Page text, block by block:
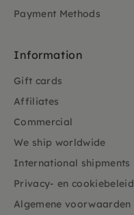
Payment Methods
Information
Gift cards
Affiliates
Commercial
We ship worldwide
International shipments
Privacy- en cookiebeleid
Algemene voorwaarden